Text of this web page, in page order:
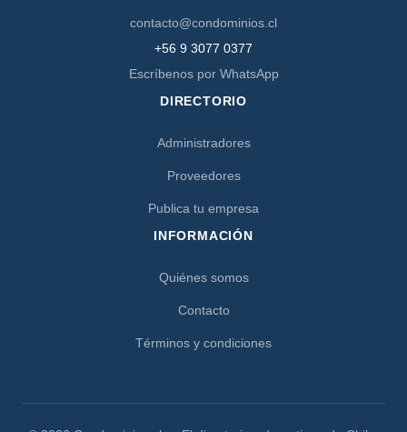
contacto@condominios.cl
+56 9 3077 0377
Escríbenos por WhatsApp
DIRECTORIO
Administradores
Proveedores
Publica tu empresa
INFORMACIÓN
Quiénes somos
Contacto
Términos y condiciones